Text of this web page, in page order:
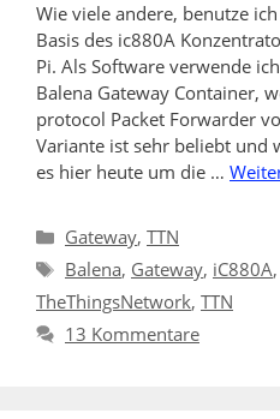
Wie viele andere, benutze
Basis des ic880A
Pi. Als Software verwende
Balena Gateway Container,
protocol Packet Forwarder
Variante ist sehr beliebt und
es hier heute um die …
Kategorien
Gateway, TTN
Schlagwörter
Balena, Gateway, iC880A,
TheThingsNetwork, TTN
13 Kommentare